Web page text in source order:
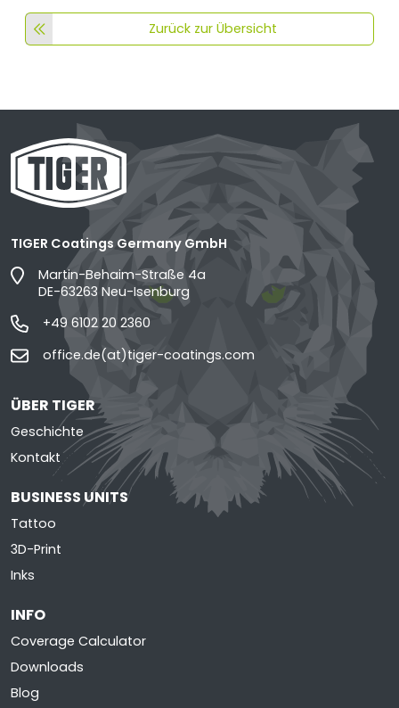
Zurück zur Übersicht
TIGER Coatings Germany GmbH
Martin-Behaim-Straße 4a
DE-63263 Neu-Isenburg
+49 6102 20 2360
office.de(at)tiger-coatings.com
ÜBER TIGER
Geschichte
Kontakt
BUSINESS UNITS
Tattoo
3D-Print
Inks
INFO
Coverage Calculator
Downloads
Blog